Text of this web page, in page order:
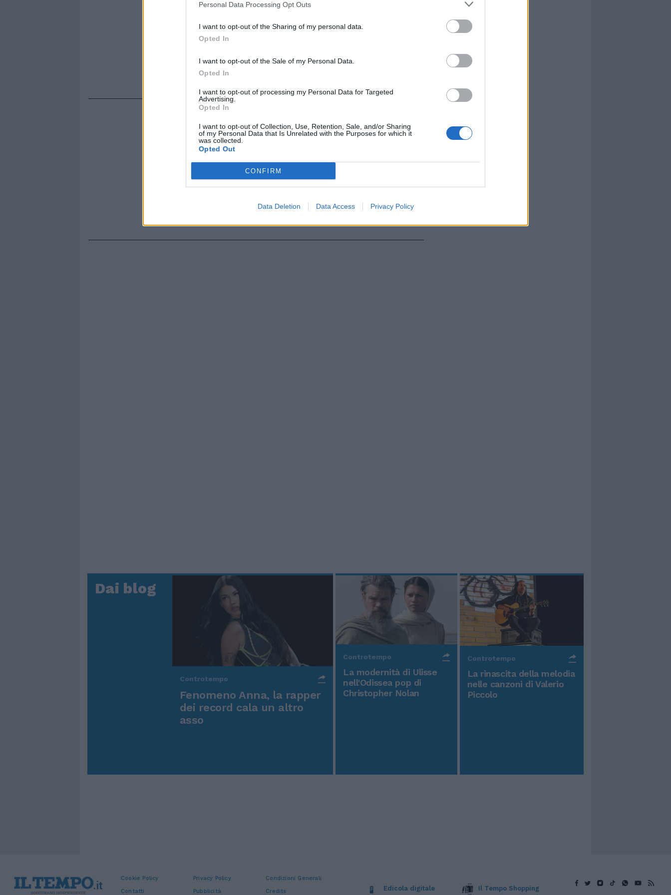
Personal Data Processing Opt Outs
I want to opt-out of the Sharing of my personal data.
Opted In
I want to opt-out of the Sale of my Personal Data.
Opted In
I want to opt-out of processing my Personal Data for Targeted
Advertising.
Opted In
I want to opt-out of Collection, Use, Retention, Sale, and/or Sharing
of my Personal Data that Is Unrelated with the Purposes for which it
was collected.
Opted Out
CONFIRM
Data Deletion Data Access Privacy Policy
Dai blog
Controtempo
Fenomeno Anna, la rapper
dei record cala un altro
asso
Controtempo
La modernità di Ulisse
nell'Odissea pop di
Christopher Nolan
Controtempo
La rinascita della melodia
nelle canzoni di Valerio
Piccolo
Cookie Policy Privacy Policy
Condizioni Generali
Contatti
Pubblicità Credits Edicola digitale Il Tempo Shopping